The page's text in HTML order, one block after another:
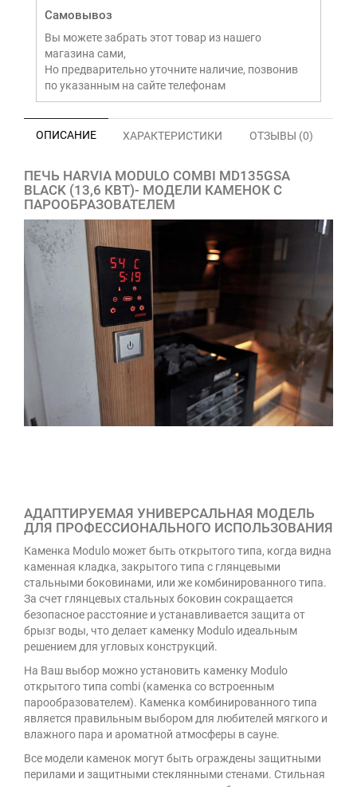
Самовывоз
Вы можете забрать этот товар из нашего
магазина сами,
Но предварительно уточните наличие, позвонив
по указанным на сайте телефонам
ОПИСАНИЕ ХАРАКТЕРИСТИКИ ОТЗЫВЫ (0)
ПЕЧЬ HARVIA MODULO COMBI MD135GSA
BLACK (13,6 КВТ)- МОДЕЛИ КАМЕНОК С
ПАРООБРАЗОВАТЕЛЕМ
АДАПТИРУЕМАЯ УНИВЕРСАЛЬНАЯ МОДЕЛЬ
ДЛЯ ПРОФЕССИОНАЛЬНОГО ИСПОЛЬЗОВАНИЯ
Каменка Modulo может быть открытого типа, когда видна
каменная кладка, закрытого типа с глянцевыми
стальными боковинами, или же комбинированного типа.
За счет глянцевых стальных боковин сокращается
безопасное расстояние и устанавливается защита от
брызг воды, что делает каменку Modulo идеальным
решением для угловых конструкций.
На Ваш выбор можно установить каменку Modulo
открытого типа combi (каменка со встроенным
парообразователем). Каменка комбинированного типа
является правильным выбором для любителей мягкого и
влажного пара и ароматной атмосферы в сауне.
Все модели каменок могут быть ограждены защитными
перилами и защитными стеклянными стенами. Стильная